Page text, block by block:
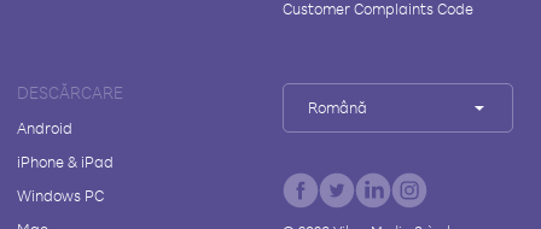
Customer Complaints Code
DESCĂRCARE
Android
iPhone & iPad
Windows PC
Română